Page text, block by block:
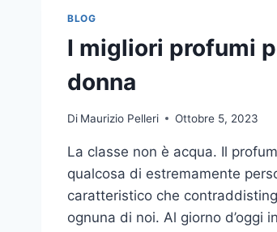
DELLE
APPARECCHIATURE
BLOG
I migliori profumi
donna
Di Maurizio Pelleri Ottobre 5, 2023
La classe non è acqua. Il
qualcosa di estremamente
caratteristico che
ognuna di noi. Al giorno d’oggi in